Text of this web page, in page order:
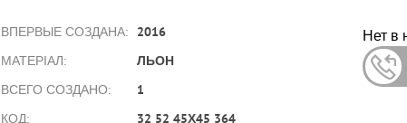
ВПЕРВЫЕ СОЗДАНА: 2016
МАТЕРІАЛ: ЛЬОН
ВСЕГО СОЗДАНО: 1
КОД: 32 52 45Х45 364
Нет в